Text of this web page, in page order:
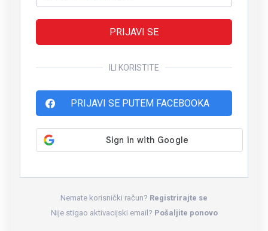
PRIJAVI SE
ILI KORISTITE
PRIJAVI SE PUTEM FACEBOOKA
Nemate korisnički račun? Registrirajte se
Nije stigao aktivacijski email? Pošaljite ponovo